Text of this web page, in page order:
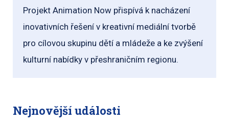
Projekt Animation Now přispívá k nacházení
inovativních řešení v kreativní mediální tvorbě
pro cílovou skupinu dětí a mládeže a ke zvýšení
kulturní nabídky v přeshraničním regionu.
Nejnovější události